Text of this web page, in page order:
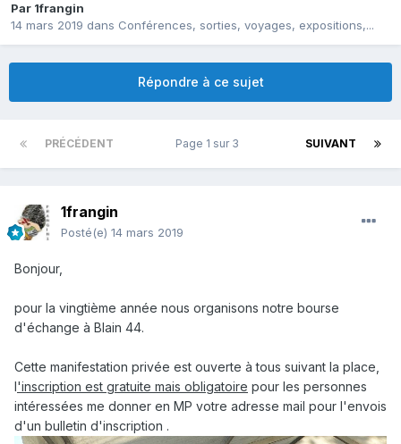
Par 1frangin
14 mars 2019 dans Conférences, sorties, voyages, expositions,...
Répondre à ce sujet
PRÉCÉDENT SUIVANT
Page 1 sur 3
1frangin
Posté(e) 14 mars 2019
Bonjour,
pour la vingtième année nous organisons notre bourse
d'échange à Blain 44.
Cette manifestation privée est ouverte à tous suivant la place,
l'inscription est gratuite mais obligatoire pour les personnes
intéressées me donner en MP votre adresse mail pour l'envois
d'un bulletin d'inscription .